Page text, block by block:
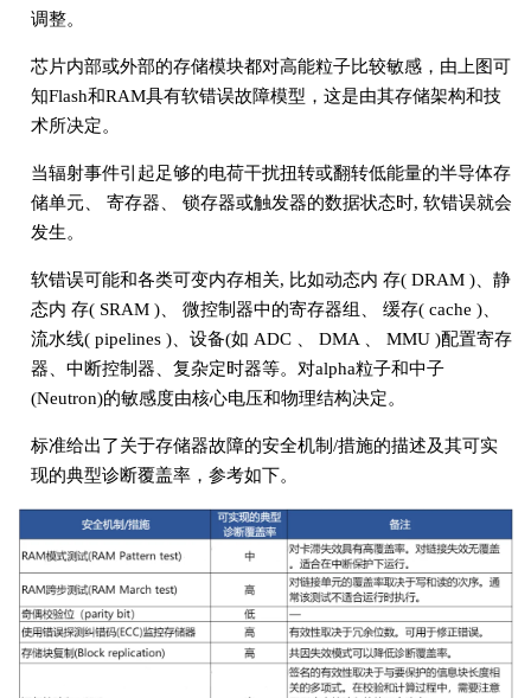
调整。
芯片内部或外部的存储模块都对高能粒子比较敏感，由上图可
知Flash和RAM具有软错误故障模型，这是由其存储架构和技
术所决定。
当辐射事件引起足够的电荷干扰扭转或翻转低能量的半导体存
储单元、 寄存器、 锁存器或触发器的数据状态时, 软错误就会
发生。
软错误可能和各类可变内存相关, 比如动态内 存( DRAM )、静
态内 存( SRAM )、 微控制器中的寄存器组、 缓存( cache )、
流水线( pipelines )、设备(如 ADC 、 DMA 、 MMU )配置寄存
器、中断控制器、复杂定时器等。对alpha粒子和中子
(Neutron)的敏感度由核心电压和物理结构决定。
标准给出了关于存储器故障的安全机制/措施的描述及其可实
现的典型诊断覆盖率，参考如下。